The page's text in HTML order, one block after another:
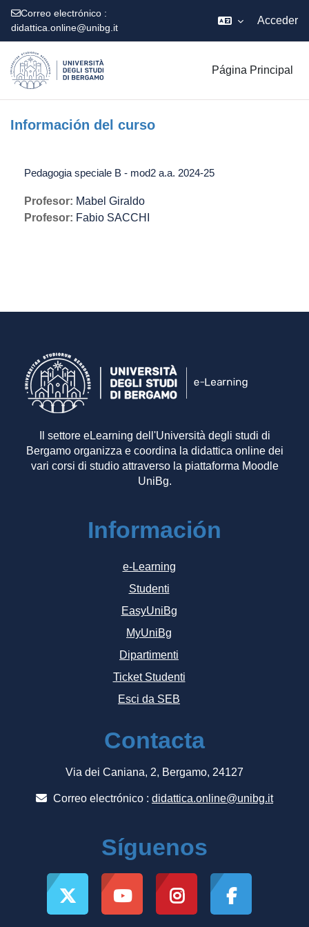
Correo electrónico :
didattica.online@unibg.it
Acceder
Página Principal
Información del curso
Pedagogia speciale B - mod2 a.a. 2024-25
Profesor: Mabel Giraldo
Profesor: Fabio SACCHI
Il settore eLearning dell'Università degli studi di
Bergamo organizza e coordina la didattica online dei
vari corsi di studio attraverso la piattaforma Moodle
UniBg.
Información
e-Learning
Studenti
EasyUniBg
MyUniBg
Dipartimenti
Ticket Studenti
Esci da SEB
Contacta
Via dei Caniana, 2, Bergamo, 24127
Correo electrónico : didattica.online@unibg.it
Síguenos